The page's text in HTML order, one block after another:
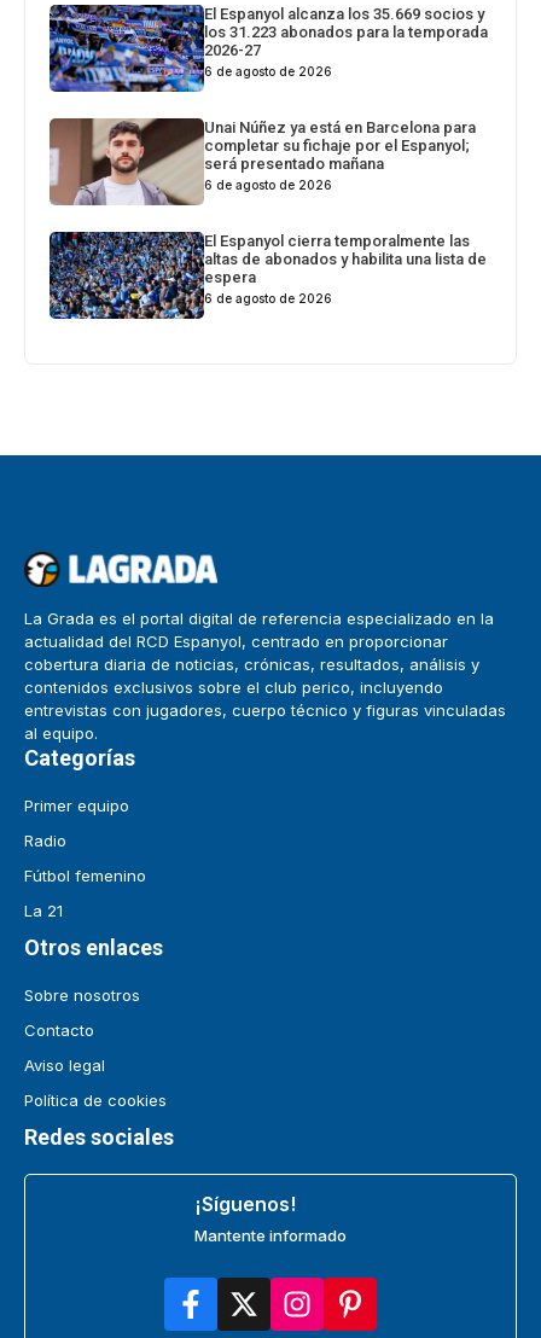
El Espanyol alcanza los 35.669 socios y
los 31.223 abonados para la temporada
2026-27
6 de agosto de 2026
Unai Núñez ya está en Barcelona para
completar su fichaje por el Espanyol;
será presentado mañana
6 de agosto de 2026
El Espanyol cierra temporalmente las
altas de abonados y habilita una lista de
espera
6 de agosto de 2026
La Grada es el portal digital de referencia especializado en la
actualidad del RCD Espanyol, centrado en proporcionar
cobertura diaria de noticias, crónicas, resultados, análisis y
contenidos exclusivos sobre el club perico, incluyendo
entrevistas con jugadores, cuerpo técnico y figuras vinculadas
al equipo.
Categorías
Primer equipo
Radio
Fútbol femenino
La 21
Otros enlaces
Sobre nosotros
Contacto
Aviso legal
Política de cookies
Redes sociales
¡Síguenos!
Mantente informado